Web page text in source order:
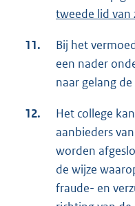
tweede lid van
11.
Bij het
een nader
naar gelang
12.
Het college
aanbieders
worden
de wijze
fraude- en